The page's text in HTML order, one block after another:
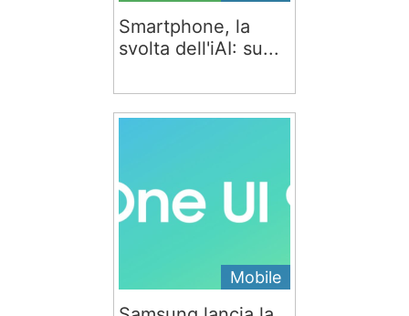
Smartphone, la
svolta dell'iAI: su...
Mobile